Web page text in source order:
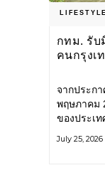
LIFESTYLE
กทม. รับ
คนกรุงเ
จากประก
พฤษภาคม
ของประเ
โครงสร้า
July 25, 2026